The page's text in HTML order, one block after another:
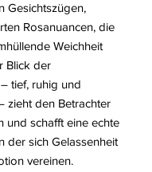
Gesichtszügen,
Rosanuancen, die
Weichheit
Blick der
tief, ruhig und
zieht den Betrachter
und schafft eine echte
der sich Gelassenheit
vereinen.